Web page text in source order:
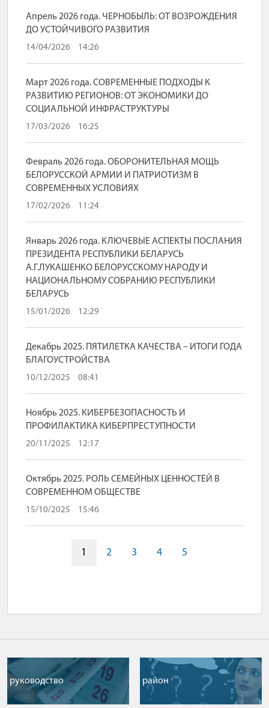
Апрель 2026 года. ЧЕРНОБЫЛЬ: ОТ ВОЗРОЖДЕНИЯ
ДО УСТОЙЧИВОГО РАЗВИТИЯ
14/04/2026 14:26
Март 2026 года. СОВРЕМЕННЫЕ ПОДХОДЫ К
РАЗВИТИЮ РЕГИОНОВ: ОТ ЭКОНОМИКИ ДО
СОЦИАЛЬНОЙ ИНФРАСТРУКТУРЫ
17/03/2026 16:25
Февраль 2026 года. ОБОРОНИТЕЛЬНАЯ МОЩЬ
БЕЛОРУССКОЙ АРМИИ И ПАТРИОТИЗМ В
СОВРЕМЕННЫХ УСЛОВИЯХ
17/02/2026 11:24
Январь 2026 года. КЛЮЧЕВЫЕ АСПЕКТЫ ПОСЛАНИЯ
ПРЕЗИДЕНТА РЕСПУБЛИКИ БЕЛАРУСЬ
А.Г.ЛУКАШЕНКО БЕЛОРУССКОМУ НАРОДУ И
НАЦИОНАЛЬНОМУ СОБРАНИЮ РЕСПУБЛИКИ
БЕЛАРУСЬ
15/01/2026 12:29
Декабрь 2025. ПЯТИЛЕТКА КАЧЕСТВА – ИТОГИ ГОДА
БЛАГОУСТРОЙСТВА
10/12/2025 08:41
Ноябрь 2025. КИБЕРБЕЗОПАСНОСТЬ И
ПРОФИЛАКТИКА КИБЕРПРЕСТУПНОСТИ
20/11/2025 12:17
Октябрь 2025. РОЛЬ СЕМЕЙНЫХ ЦЕННОСТЕЙ В
СОВРЕМЕННОМ ОБЩЕСТВЕ
15/10/2025 15:46
1 2 3 4 5
руководство район